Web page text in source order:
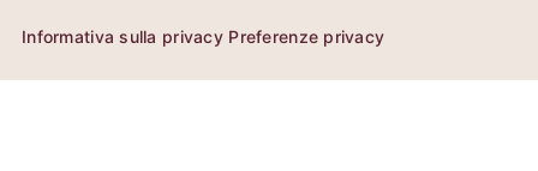
Informativa sulla privacy Preferenze privacy